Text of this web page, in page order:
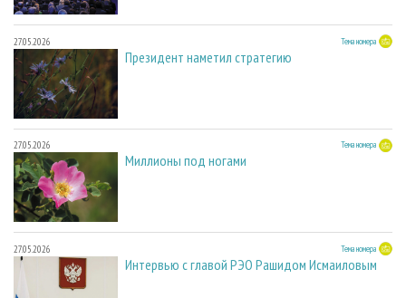
27.05.2026 Тема номера
Президент наметил стратегию
27.05.2026 Тема номера
Миллионы под ногами
27.05.2026 Тема номера
Интервью с главой РЭО Рашидом Исмаиловым